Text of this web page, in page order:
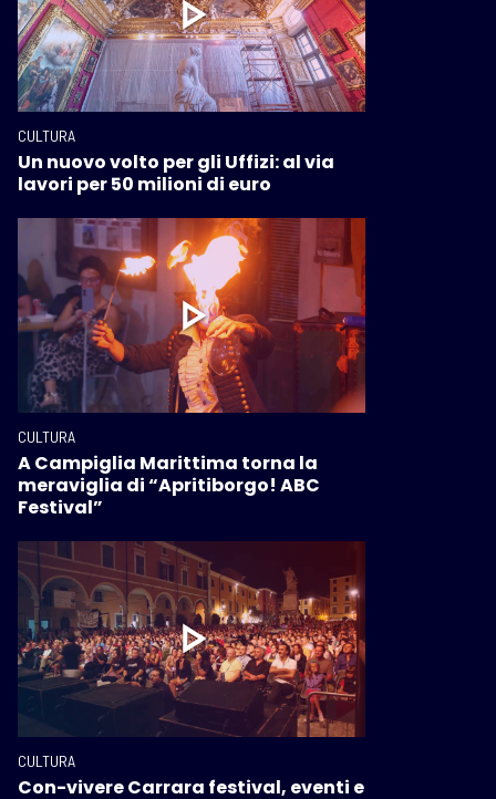
CULTURA
Un nuovo volto per gli Uffizi: al via
lavori per 50 milioni di euro
CULTURA
A Campiglia Marittima torna la
meraviglia di “Apritiborgo! ABC
Festival”
CULTURA
Con-vivere Carrara festival, eventi e